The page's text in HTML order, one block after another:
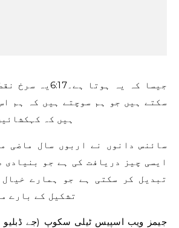
جیسا کہ یہ ہوتا ہے۔6:17 یہ سرخ
سکتے ہیں جو ہم سوچتے ہیں کہ ہم
ہیں کہ
سائنس دانوں نے اربوں سال ماضی
ایسی چیز دریافت کی ہے جو بنیادی
تبدیل کر سکتی ہے جو ہمارے
تشکیل کے بارے
جیمز ویب اسپیس ٹیلی سکوپ (جے ڈبلیو